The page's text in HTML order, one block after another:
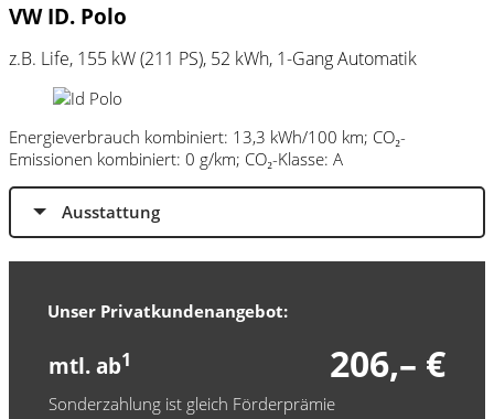
VW ID. Polo
z.B. Life, 155 kW (211 PS), 52 kWh, 1-Gang Automatik
Energieverbrauch kombiniert: 13,3 kWh/100 km; CO₂-
Emissionen kombiniert: 0 g/km; CO₂-Klasse: A
Ausstattung
Unser Privatkundenangebot:
mtl. ab1 206,– €
Sonderzahlung ist gleich Förderprämie